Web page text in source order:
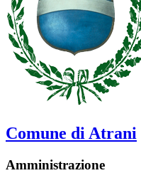
Comune di Atrani
Amministrazione